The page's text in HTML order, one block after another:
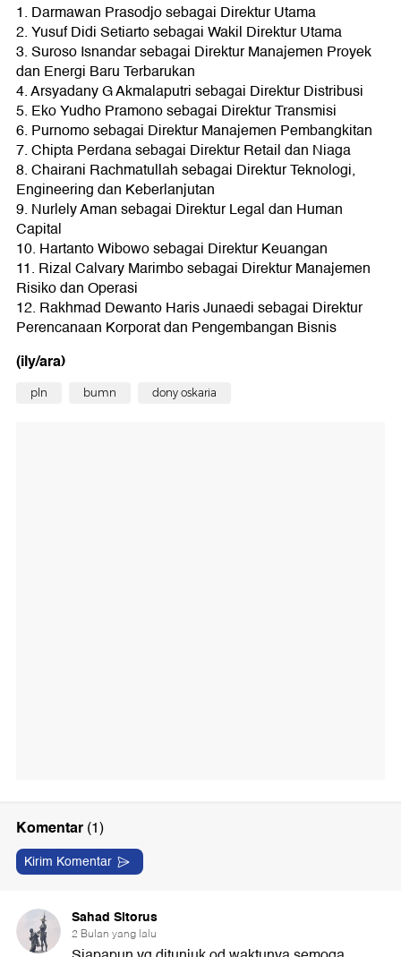
1. Darmawan Prasodjo sebagai Direktur Utama
2. Yusuf Didi Setiarto sebagai Wakil Direktur Utama
3. Suroso Isnandar sebagai Direktur Manajemen Proyek
dan Energi Baru Terbarukan
4. Arsyadany G Akmalaputri sebagai Direktur Distribusi
5. Eko Yudho Pramono sebagai Direktur Transmisi
6. Purnomo sebagai Direktur Manajemen Pembangkitan
7. Chipta Perdana sebagai Direktur Retail dan Niaga
8. Chairani Rachmatullah sebagai Direktur Teknologi,
Engineering dan Keberlanjutan
9. Nurlely Aman sebagai Direktur Legal dan Human
Capital
10. Hartanto Wibowo sebagai Direktur Keuangan
11. Rizal Calvary Marimbo sebagai Direktur Manajemen
Risiko dan Operasi
12. Rakhmad Dewanto Haris Junaedi sebagai Direktur
Perencanaan Korporat dan Pengembangan Bisnis
(ily/ara)
pln bumn dony oskaria